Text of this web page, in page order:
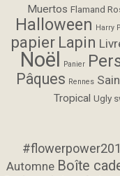
Muertos Flamand
Halloween Harry
papier Lapin
Noël Panier
Pâques Rennes
Tropical Ugly
Automne Boîte